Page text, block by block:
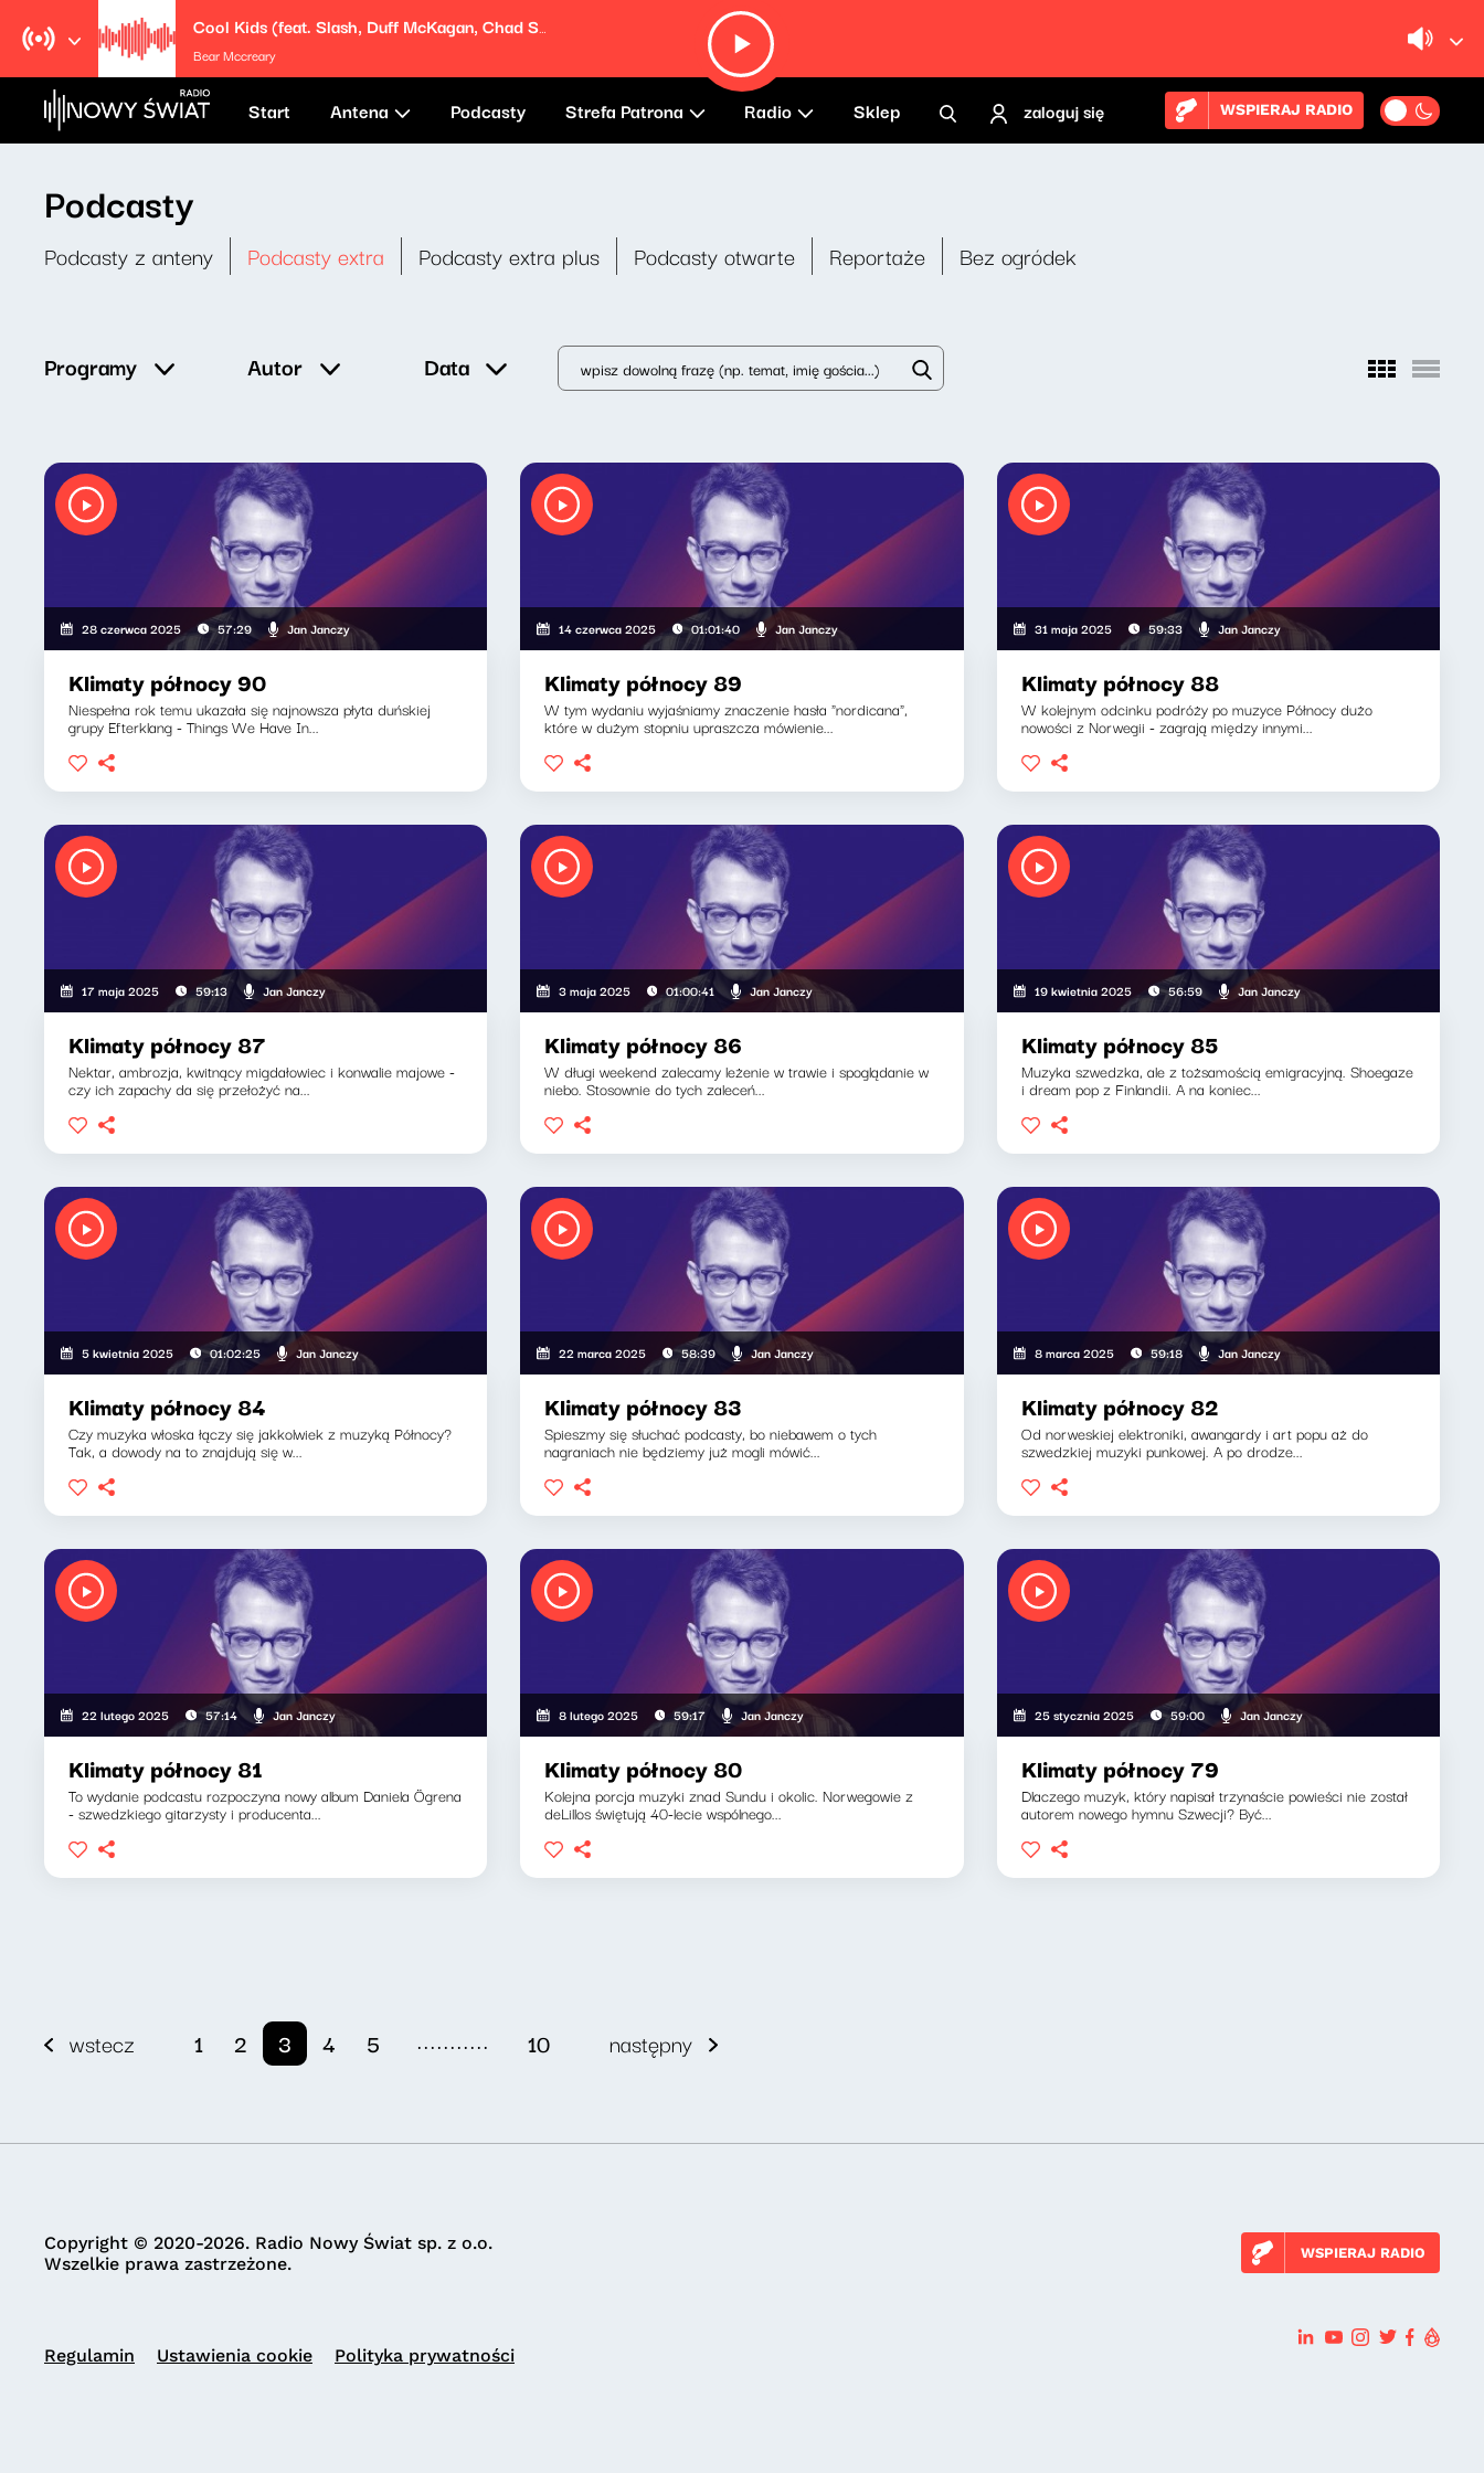
Cool Kids (feat. Slash, Duff McKagan, Chad Smith & Brendan McCreary)
Bear Mccreary
Start Antena Podcasty Strefa Patrona Radio Sklep zaloguj się WSPIERAJ RADIO
Podcasty
Podcasty z anteny Podcasty extra Podcasty extra plus Podcasty otwarte Reportaże Bez ogródek
Programy Autor Data
28 czerwca 2025 57:29 Jan Janczy
Klimaty północy 90
Niespełna rok temu ukazała się najnowsza płyta duńskiej
grupy Efterklang - Things We Have In...
14 czerwca 2025 01:01:40 Jan Janczy
Klimaty północy 89
W tym wydaniu wyjaśniamy znaczenie hasła "nordicana",
które w dużym stopniu upraszcza mówienie...
31 maja 2025 59:33 Jan Janczy
Klimaty północy 88
W kolejnym odcinku podróży po muzyce Północy dużo
nowości z Norwegii - zagrają między innymi...
17 maja 2025 59:13 Jan Janczy
Klimaty północy 87
Nektar, ambrozja, kwitnący migdałowiec i konwalie majowe -
czy ich zapachy da się przełożyć na...
3 maja 2025 01:00:41 Jan Janczy
Klimaty północy 86
W długi weekend zalecamy leżenie w trawie i spoglądanie w
niebo. Stosownie do tych zaleceń...
19 kwietnia 2025 56:59 Jan Janczy
Klimaty północy 85
Muzyka szwedzka, ale z tożsamością emigracyjną. Shoegaze
i dream pop z Finlandii. A na koniec...
5 kwietnia 2025 01:02:25 Jan Janczy
Klimaty północy 84
Czy muzyka włoska łączy się jakkolwiek z muzyką Północy?
Tak, a dowody na to znajdują się w...
22 marca 2025 58:39 Jan Janczy
Klimaty północy 83
Spieszmy się słuchać podcasty, bo niebawem o tych
nagraniach nie będziemy już mogli mówić...
8 marca 2025 59:18 Jan Janczy
Klimaty północy 82
Od norweskiej elektroniki, awangardy i art popu aż do
szwedzkiej muzyki punkowej. A po drodze...
22 lutego 2025 57:14 Jan Janczy
Klimaty północy 81
To wydanie podcastu rozpoczyna nowy album Daniela Ögrena
- szwedzkiego gitarzysty i producenta...
8 lutego 2025 59:17 Jan Janczy
Klimaty północy 80
Kolejna porcja muzyki znad Sundu i okolic. Norwegowie z
deLillos świętują 40-lecie wspólnego...
25 stycznia 2025 59:00 Jan Janczy
Klimaty północy 79
Dlaczego muzyk, który napisał trzynaście powieści nie został
autorem nowego hymnu Szwecji? Być...
wstecz 1 2 3 4 5 ........... 10 następny
Copyright © 2020-2026. Radio Nowy Świat sp. z o.o.
Wszelkie prawa zastrzeżone.
WSPIERAJ RADIO
Regulamin Ustawienia cookie Polityka prywatności